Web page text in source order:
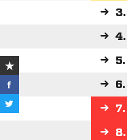
3.
4.
5.
6.
7.
8.